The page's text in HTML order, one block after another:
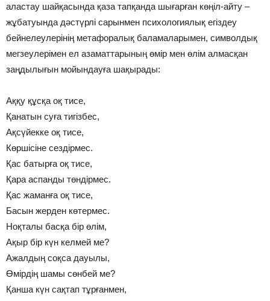
аластау шайқасында қаза тапқанда шығарған көңіл-айту –
жұбатуында дәстүрлі сарынмен психологиялық егіздеу
бейнелеулерінің метафоралық баламаларымен, символдық
мегзеулерімен ел азаматтарының өмір мен өлім алмасқан
заңдылығын мойындауға шақырады:
Аққу құсқа оқ тисе,
Қанатын суға тигізбес,
Ақсүйекке оқ тисе,
Көршісіне сездірмес.
Қас батырға оқ тисе,
Қара аспанды төндірмес.
Қас жаманға оқ тисе,
Басын жерден көтермес.
Ноқталы басқа бір өлім,
Ақыр бір күн келмей ме?
Ажалдың соқса дауылы,
Өмірдің шамы сөнбей ме?
Қанша күн сақтап тұрғанмен,